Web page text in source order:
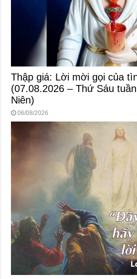
Thập giá: Lời mời gọi của
(07.08.2026 – Thứ Sáu
Niên)
06/08/2026